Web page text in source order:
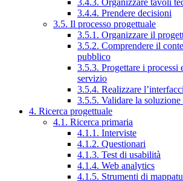
3.4.4. Prendere decisioni
3.5. Il processo progettuale
3.5.1. Organizzare il
3.5.2. Comprendere il
pubblico
3.5.3. Progettare i processi
servizio
3.5.4. Realizzare
3.5.5. Validare la soluzione
4. Ricerca progettuale
4.1. Ricerca primaria
4.1.1. Interviste
4.1.2. Questionari
4.1.3. Test di usabilità
4.1.4. Web analytics
4.1.5. Strumenti di